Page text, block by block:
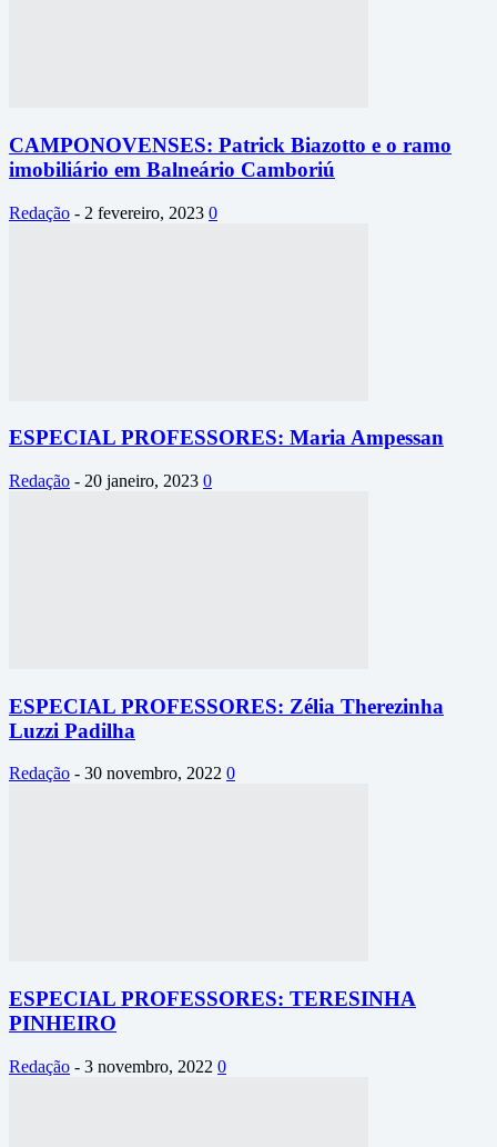
CAMPONOVENSES: Patrick Biazotto e o ramo
imobiliário em Balneário Camboriú
Redação - 2 fevereiro, 2023 0
ESPECIAL PROFESSORES: Maria Ampessan
Redação - 20 janeiro, 2023 0
ESPECIAL PROFESSORES: Zélia Therezinha
Luzzi Padilha
Redação - 30 novembro, 2022 0
ESPECIAL PROFESSORES: TERESINHA
PINHEIRO
Redação - 3 novembro, 2022 0